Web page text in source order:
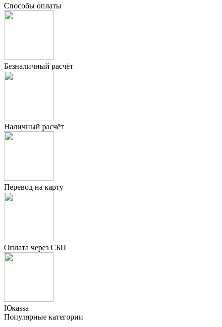
Способы оплаты
Безналичный расчёт
Наличный расчёт
Перевод на карту
Оплата через СБП
Юкаssа
Популярные категории